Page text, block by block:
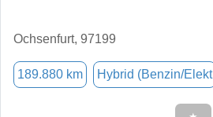
Ochsenfurt, 97199
189.880 km Hybrid (Benzin/Elekt